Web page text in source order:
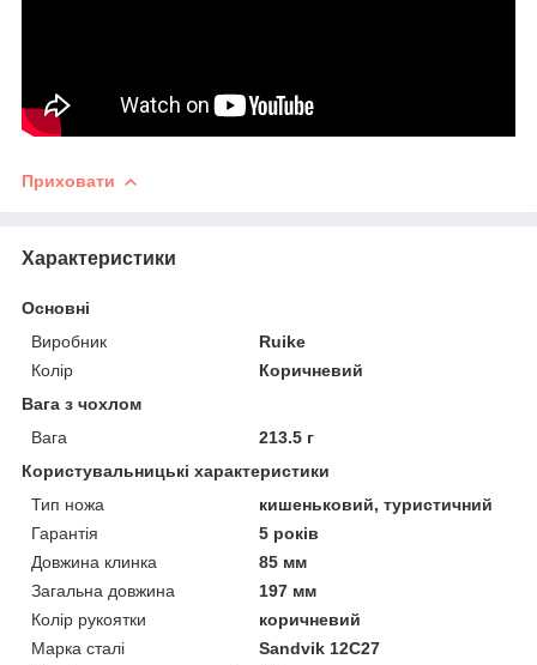
Приховати
Характеристики
Основні
Виробник
Ruike
Колір
Коричневий
Вага з чохлом
Вага
213.5 г
Користувальницькі характеристики
Тип ножа
кишеньковий, туристичний
Гарантія
5 років
Довжина клинка
85 мм
Загальна довжина
197 мм
Колір рукоятки
коричневий
Марка сталі
Sandvik 12C27